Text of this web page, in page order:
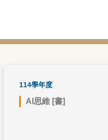
114學年度
AI思維 [書]